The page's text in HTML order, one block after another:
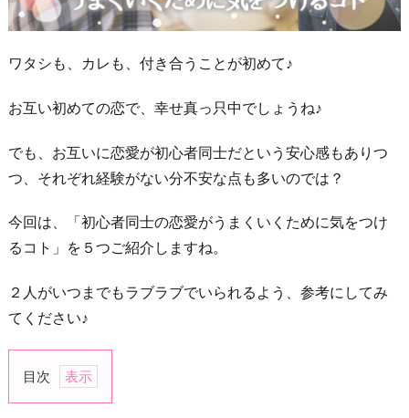
ワタシも、カレも、付き合うことが初めて♪
お互い初めての恋で、幸せ真っ只中でしょうね♪
でも、お互いに恋愛が初心者同士だという安心感もありつ
つ、それぞれ経験がない分不安な点も多いのでは？
今回は、「初心者同士の恋愛がうまくいくために気をつけ
るコト」を５つご紹介しますね。
２人がいつまでもラブラブでいられるよう、参考にしてみ
てください♪
目次
1.